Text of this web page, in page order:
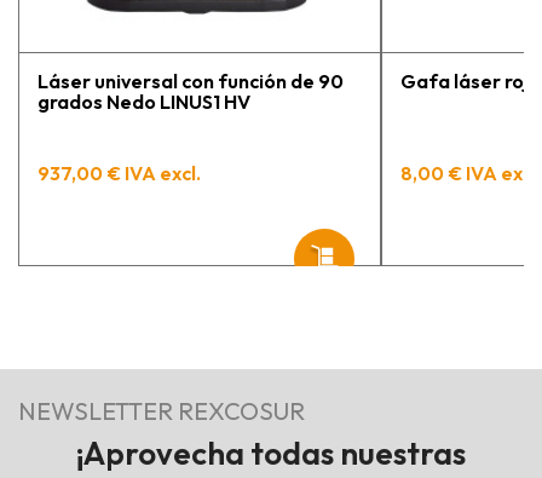
Láser universal con función de 90
grados Nedo LINUS1 HV
937,00 € IVA excl.
Gafa láser rojo
8,00 € IVA excl.
NEWSLETTER REXCOSUR
¡Aprovecha todas nuestras